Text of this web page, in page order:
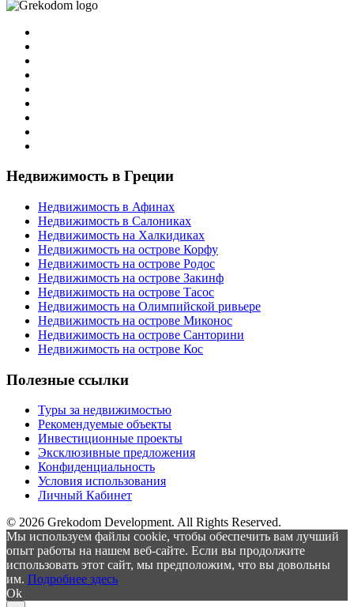
Недвижимость в Греции
Недвижимость в Афинах
Недвижимость в Салониках
Недвижимость на Халкидиках
Недвижимость на острове Корфу
Недвижимость на острове Родос
Недвижимость на острове Закинф
Недвижимость на острове Тасос
Недвижимость на Олимпийской ривьере
Недвижимость на острове Миконос
Недвижимость на острове Санторини
Недвижимость на острове Кос
Полезные ссылки
Туры за недвижимостью
Рекомендуемые объекты
Инвестиционные проекты
Эксклюзивные предложения
Конфиденциальность
Условия использования
Личный Кабинет
© 2026 Grekodom Development. All Rights Reserved.
Мы используем файлы cookie, чтобы обеспечить вам лучший
опыт работы на нашем веб-сайте. Если вы продолжите
использовать этот сайт, мы предположим, что вы довольны
им. Подробнее здесь
Ok